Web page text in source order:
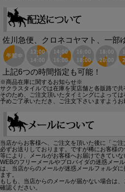
佐川急便、クロネコヤマト、一部
上記6つの時間指定も可能！
※商品在庫に関するお知らせ※
サクラスタイルでは在庫を実店舗と各販路で共
そのため、ご注文頂いたタイミングによっては
予めご了承いただき、ご注文下さいますようお
当店からお客様へ、ご注文を頂いた後に「ご
必ずお送りしております。ですが稀にお客様
等により、メールがお客様へお届けできていな
WEBのフリーメールやプロバイダの迷惑メー
は、当店からのメールが迷惑メールフォルダ
ます。
もしも、当店からのメールが届かない場合は
確認ください。